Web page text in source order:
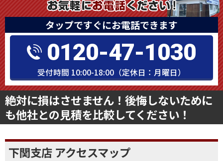
タップですぐにお電話できます
0120-47-1030
受付時間 10:00-18:00（定休日：月曜日）
絶対に損はさせません！後悔しないために
も他社との見積を比較してください！
下関支店 アクセスマップ